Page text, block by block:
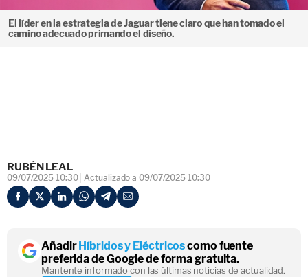
El líder en la estrategia de Jaguar tiene claro que han tomado el
camino adecuado primando el diseño.
RUBÉN LEAL
09/07/2025 10:30 Actualizado a 09/07/2025 10:30
AñadirHíbridos y Eléctricoscomo fuente
preferida de Google de forma gratuita.
Mantente informado con las últimas noticias de actualidad.